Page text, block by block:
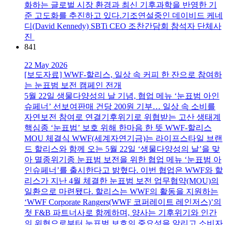
화하는 글로벌 시장 환경과 최신 기후과학을 반영한 기
준 고도화를 추진하고 있다.기조연설중인 데이비드 케네
디(David Kennedy) SBTi CEO 조찬간담회 참석자 단체사
진
841
22 May 2026
[보도자료] WWF-할리스, 일상 속 커피 한 잔으로 참여하
는 눈표범 보전 캠페인 전개
5월 22일 생물다양성의 날 기념, 협업 메뉴 ‘눈표범 아인
슈페너’ 선보여판매 건당 200원 기부… 일상 속 소비를
자연보전 참여로 연결기후위기로 위협받는 고산 생태계
핵심종 ‘눈표범’ 보호 위해 한마음 한 뜻 WWF-할리스
MOU 체결식 WWF(세계자연기금)는 라이프스타일 브랜
드 할리스와 함께 오는 5월 22일 ‘생물다양성의 날’을 맞
아 멸종위기종 눈표범 보전을 위한 협업 메뉴 ‘눈표범 아
인슈페너’를 출시한다고 밝혔다. 이번 협업은 WWF와 할
리스가 지난 4월 체결한 눈표범 보전 업무협약(MOU)의
일환으로 마련됐다. 할리스는 WWF의 활동을 지원하는
‘WWF Corporate Rangers(WWF 코퍼레이트 레인저스)’의
첫 F&B 파트너사로 함께하며, 양사는 기후위기와 인간